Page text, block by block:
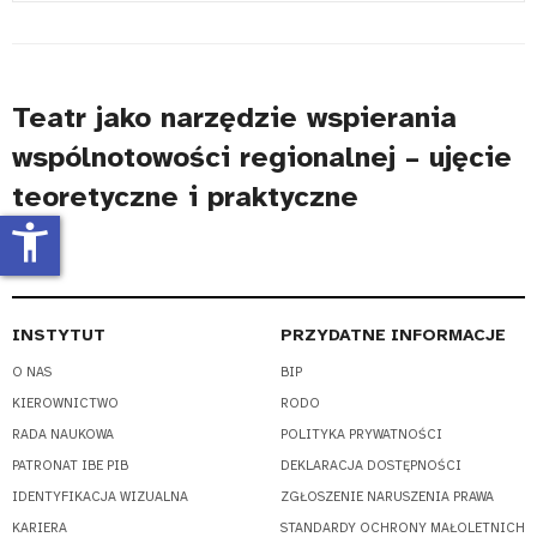
Teatr jako narzędzie wspierania
wspólnotowości regionalnej – ujęcie
teoretyczne i praktyczne
INSTYTUT
O NAS
KIEROWNICTWO
RADA NAUKOWA
PATRONAT IBE PIB
IDENTYFIKACJA WIZUALNA
KARIERA
PRZYDATNE INFORMACJE
BIP
RODO
POLITYKA PRYWATNOŚCI
DEKLARACJA DOSTĘPNOŚCI
ZGŁOSZENIE NARUSZENIA PRAWA
STANDARDY OCHRONY MAŁOLETNICH
accessibility_new